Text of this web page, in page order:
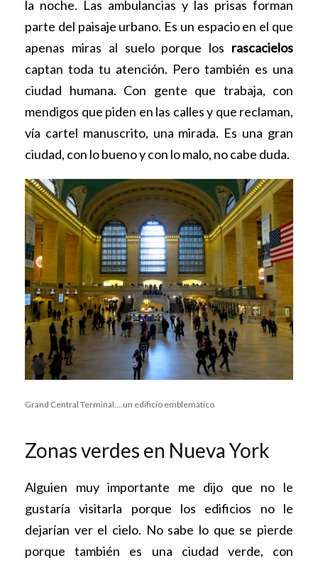
la noche. Las ambulancias y las prisas forman
parte del paisaje urbano. Es un espacio en el que
apenas miras al suelo porque los rascacielos
captan toda tu atención. Pero también es una
ciudad humana. Con gente que trabaja, con
mendigos que piden en las calles y que reclaman,
vía cartel manuscrito, una mirada. Es una gran
ciudad, con lo bueno y con lo malo, no cabe duda.
Grand Central Terminal….un edificio emblemático
Zonas verdes en Nueva York
Alguien muy importante me dijo que no le
gustaría visitarla porque los edificios no le
dejarían ver el cielo. No sabe lo que se pierde
porque también es una ciudad verde, con